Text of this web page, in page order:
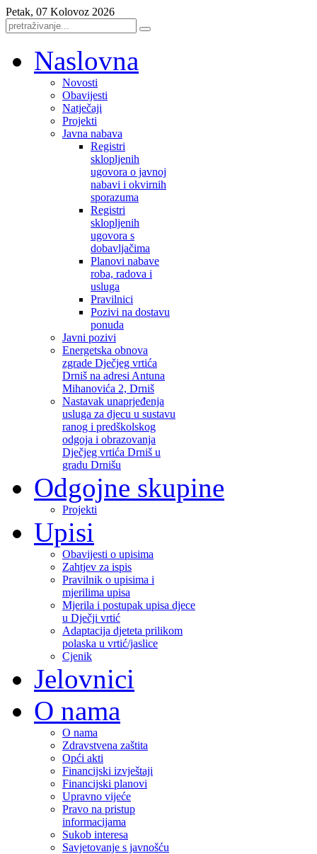
Petak, 07 Kolovoz 2026
Naslovna
Novosti
Obavijesti
Natječaji
Projekti
Javna nabava
Registri
sklopljenih
ugovora o javnoj
nabavi i okvirnih
sporazuma
Registri
sklopljenih
ugovora s
dobavljačima
Planovi nabave
roba, radova i
usluga
Pravilnici
Pozivi na dostavu
ponuda
Javni pozivi
Energetska obnova
zgrade Dječjeg vrtića
Drniš na adresi Antuna
Mihanovića 2, Drniš
Nastavak unaprjeđenja
usluga za djecu u sustavu
ranog i predškolskog
odgoja i obrazovanja
Dječjeg vrtića Drniš u
gradu Drnišu
Odgojne skupine
Projekti
Upisi
Obavijesti o upisima
Zahtjev za ispis
Pravilnik o upisima i
mjerilima upisa
Mjerila i postupak upisa djece
u Dječji vrtić
Adaptacija djeteta prilikom
polaska u vrtić/jaslice
Cjenik
Jelovnici
O nama
O nama
Zdravstvena zaštita
Opći akti
Financijski izvještaji
Financijski planovi
Upravno vijeće
Pravo na pristup
informacijama
Sukob interesa
Savjetovanje s javnošću